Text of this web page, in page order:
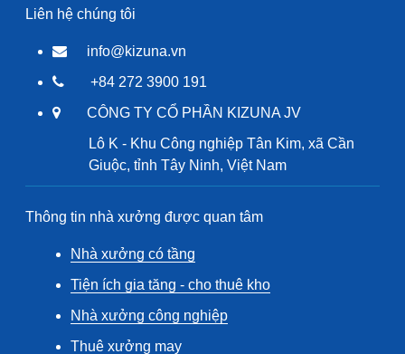
Liên hệ chúng tôi
info@kizuna.vn
+84 272 3900 191
CÔNG TY CỔ PHẦN KIZUNA JV
Lô K - Khu Công nghiệp Tân Kim, xã Cần
Giuộc, tỉnh Tây Ninh, Việt Nam
Thông tin nhà xưởng được quan tâm
Nhà xưởng có tầng
Tiện ích gia tăng - cho thuê kho
Nhà xưởng công nghiệp
Thuê xưởng may